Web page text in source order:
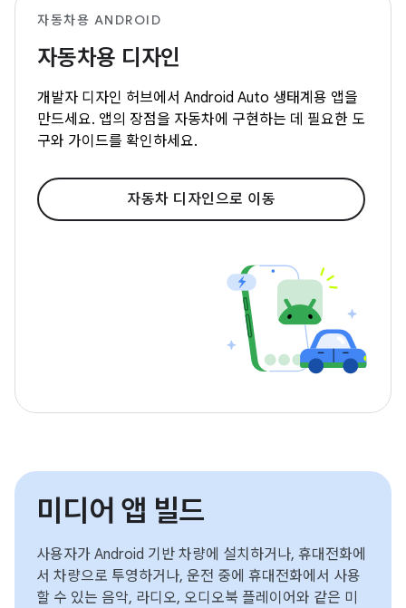
자동차용 ANDROID
자동차용 디자인
개발자 디자인 허브에서 Android Auto 생태계용 앱을
만드세요. 앱의 장점을 자동차에 구현하는 데 필요한 도
구와 가이드를 확인하세요.
자동차 디자인으로 이동
미디어 앱 빌드
사용자가 Android 기반 차량에 설치하거나, 휴대전화에
서 차량으로 투영하거나, 운전 중에 휴대전화에서 사용
할 수 있는 음악, 라디오, 오디오북 플레이어와 같은 미